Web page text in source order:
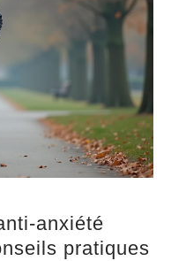
anxiété
pratiques